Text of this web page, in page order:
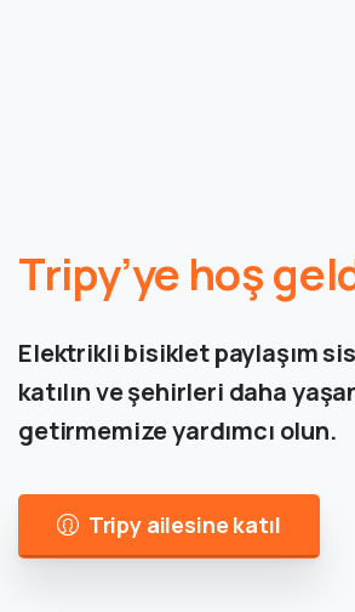
Tripy’ye hoş
Elektrikli bisiklet paylaşım
katılın ve şehirleri daha
getirmemize yardımcı olun.
Tripy ailesine katıl